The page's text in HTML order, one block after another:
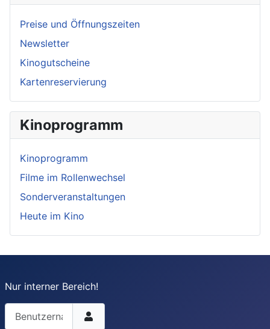
Preise und Öffnungszeiten
Newsletter
Kinogutscheine
Kartenreservierung
Kinoprogramm
Kinoprogramm
Filme im Rollenwechsel
Sonderveranstaltungen
Heute im Kino
Nur interner Bereich!
Benutzername